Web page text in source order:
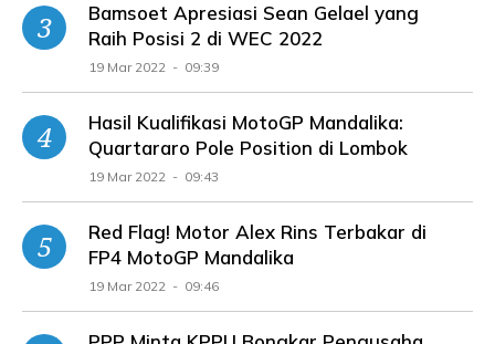
Bamsoet Apresiasi Sean Gelael yang
Raih Posisi 2 di WEC 2022
19 Mar 2022 - 09:39
Hasil Kualifikasi MotoGP Mandalika:
Quartararo Pole Position di Lombok
19 Mar 2022 - 09:43
Red Flag! Motor Alex Rins Terbakar di
FP4 MotoGP Mandalika
19 Mar 2022 - 09:46